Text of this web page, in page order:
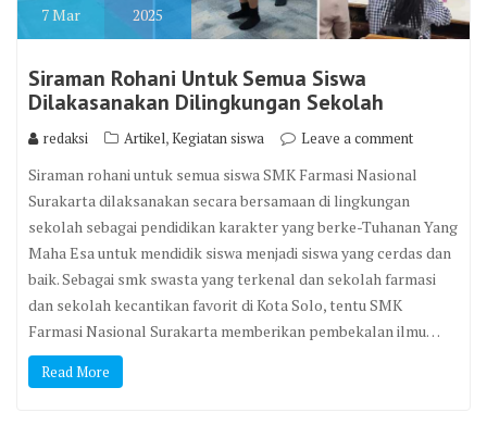
7Mar 2025
Siraman Rohani Untuk Semua Siswa
Dilakasanakan Dilingkungan Sekolah
redaksi Artikel,Kegiatan siswa Leave a comment
Siraman rohani untuk semua siswa SMK Farmasi Nasional
Surakarta dilaksanakan secara bersamaan di lingkungan
sekolah sebagai pendidikan karakter yang berke-Tuhanan Yang
Maha Esa untuk mendidik siswa menjadi siswa yang cerdas dan
baik. Sebagai smk swasta yang terkenal dan sekolah farmasi
dan sekolah kecantikan favorit di Kota Solo, tentu SMK
Farmasi Nasional Surakarta memberikan pembekalan ilmu…
Read More